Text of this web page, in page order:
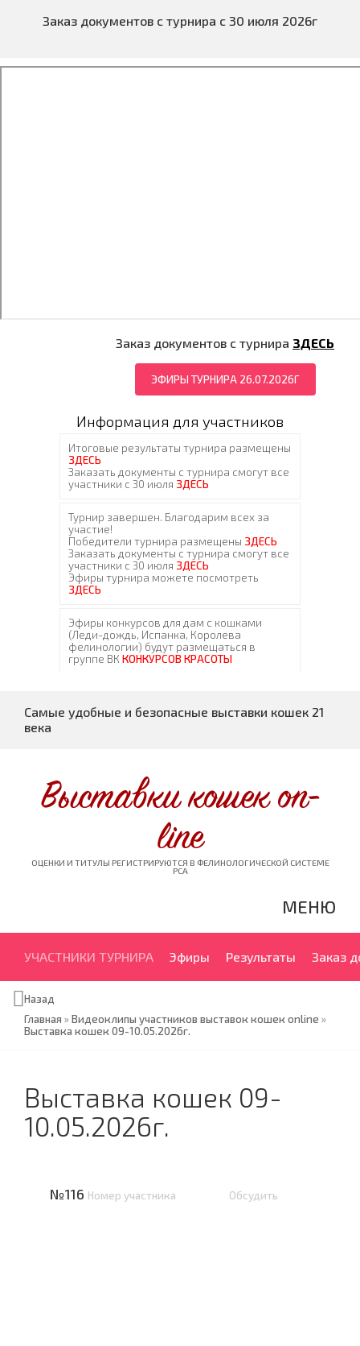
Заказ документов с турнира с 30 июля 2026г
Заказ документов с турнира ЗДЕСЬ
ЭФИРЫ ТУРНИРА 26.07.2026Г
Информация для участников
Самые удобные и безопасные выставки кошек 21
века
Выставки кошек on-
line
ОЦЕНКИ И ТИТУЛЫ РЕГИСТРИРУЮТСЯ В ФЕЛИНОЛОГИЧЕСКОЙ СИСТЕМЕ
PCA
МЕНЮ
УЧАСТНИКИ ТУРНИРА Эфиры Результаты Заказ
Назад
Главная »Видеоклипы участников выставок кошек online »
Выставка кошек 09-10.05.2026г.
Выставка кошек 09-
10.05.2026г.
№116 Номер участника Обсудить